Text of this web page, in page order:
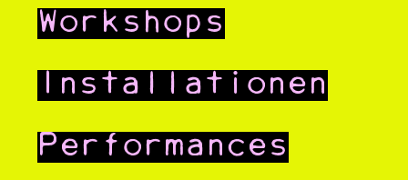
Workshops
Installationen
Performances